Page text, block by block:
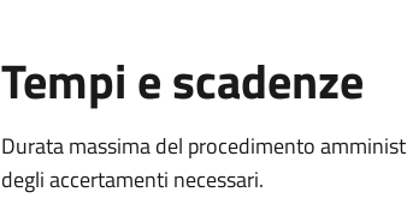
Tempi e scadenze
Durata massima del procedimento
degli accertamenti necessari.